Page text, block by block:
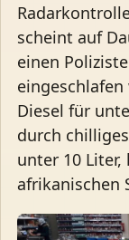
scheint auf
einen
Diesel für
durch
unter 10
afrikanischen